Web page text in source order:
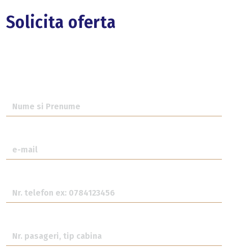
Solicita oferta